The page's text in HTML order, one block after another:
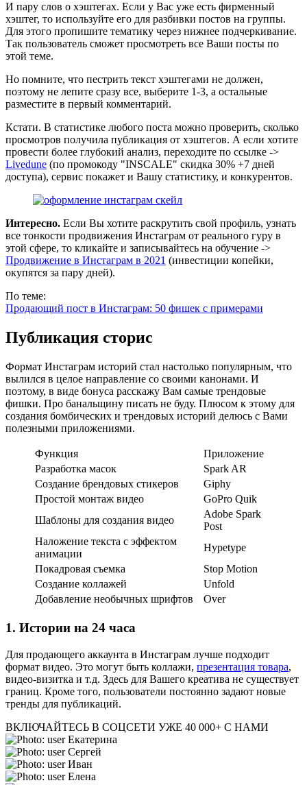
И пару слов о хэштегах. Если у Вас уже есть фирменный
хэштег, то используйте его для разбивки постов на группы.
Для этого пропишите тематику через нижнее подчеркивание.
Так пользователь сможет просмотреть все Ваши посты по
этой теме.
Но помните, что пестрить текст хэштегами не должен,
поэтому не лепите сразу все, выберите 1-3, а остальные
разместите в первый комментарий.
Кстати. В статистике любого поста можно проверить, сколько
просмотров получила публикация от хэштегов. А если хотите
провести более глубокий анализ, переходите по ссылке ->
Livedune (по промокоду "INSCALE" скидка 30% +7 дней
доступа), сервис покажет и Вашу статистику, и конкурентов.
Интересно. Если Вы хотите раскрутить свой профиль, узнать
все тонкости продвижения Инстаграм от реального гуру в
этой сфере, то кликайте и записывайтесь на обучение ->
Продвижение в Инстаграм в 2021 (инвестиции копейки,
окупятся за пару дней).
По теме:
Продающий пост в Инстаграм: 50 фишек с примерами
Публикация сторис
Формат Инстаграм историй стал настолько популярным, что
вылился в целое направление со своими канонами. И
поэтому, в виде бонуса расскажу Вам самые трендовые
фишки. Про банальщину писать не буду. Плюсом к этому для
создания бомбических и трендовых историй делюсь с Вами
полезными приложениями.
Функция
Приложение
Разработка масок
Spark AR
Создание брендовых стикеров
Giphy
Простой монтаж видео
GoPro Quik
Шаблоны для создания видео
Adobe Spark
Post
Наложение текста с эффектом
анимации
Hypetype
Покадровая съемка
Stop Motion
Создание коллажей
Unfold
Добавление необычных шрифтов
Over
1. Истории на 24 часа
Для продающего аккаунта в Инстаграм лучше подходит
формат видео. Это могут быть коллажи, презентация товара,
видео-визитка и т.д. Здесь для Вашего креатива не существует
границ. Кроме того, пользователи постоянно задают новые
тренды для публикаций.
ВКЛЮЧАЙТЕСЬ В СОЦСЕТИ УЖЕ 40 000+ С НАМИ
Екатерина
Сергей
Иван
Елена